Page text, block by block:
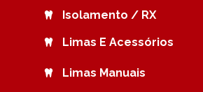
Isolamento / RX
Limas E Acessórios
Limas Manuais